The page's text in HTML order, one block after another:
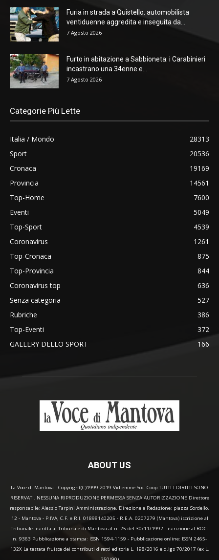
Furia in strada a Quistello: automobilista
ventiduenne aggredita e inseguita da...
7 Agosto 2026
Furto in abitazione a Sabbioneta: i Carabinieri
incastrano una 34enne e...
7 Agosto 2026
Categorie Più Lette
Italia / Mondo
28313
Sport
20536
Cronaca
19169
Provincia
14561
Top-Home
7600
Eventi
5049
Top-Sport
4539
Coronavirus
1261
Top-Cronaca
875
Top-Provincia
844
Coronavirus top
636
Senza categoria
527
Rubriche
386
Top-Eventi
372
GALLERY DELLO SPORT
166
ABOUT US
La Voce di Mantova - Copyright(C)1999-2019 Vidiemme Soc. Coop TUTTI I DIRITTI SONO
RISERVATI. NESSUNA RIPRODUZIONE PERMESSA SENZA AUTORIZZAZIONE Direttore
responsabile: Alessio Tarpini Amministrazione, Direzione e Redazione: piazza Sordello,
12 - Mantova - P.IVA, C.F. e R.I. 01898140205 - R.E.A. 0207279 (Mantova) iscrizione al
Tribunale: iscritta al Tribunale di Mantova al n. 25 del 30/11/1992 - iscrizione al ROC:
n. 9363 Pubblicazione a stampa: ISSN 1594-1159 - Pubblicazione online: ISSN 2465-
132X La testata fruisce dei contributi diretti editoria L. 198/2016 e d.lgs 70/2017 (ex L.